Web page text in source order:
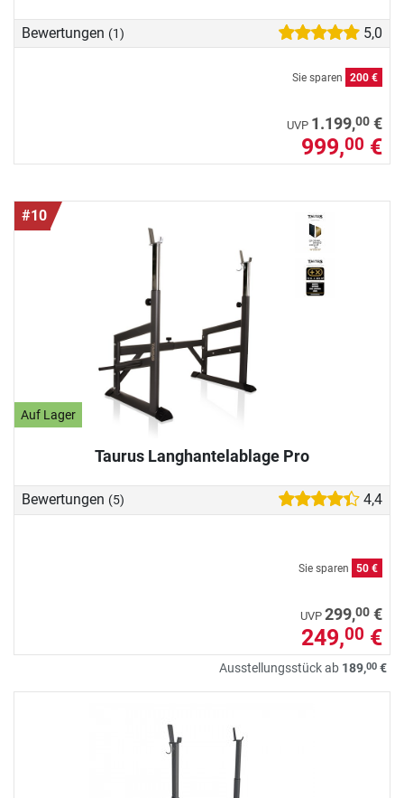
Bewertungen (1) 5,0
Sie sparen 200 €
UVP 1.199,00 €
999,00 €
#10
Auf Lager
Taurus Langhantelablage Pro
Bewertungen (5) 4,4
Sie sparen 50 €
UVP 299,00 €
249,00 €
Ausstellungsstück ab 189,00 €